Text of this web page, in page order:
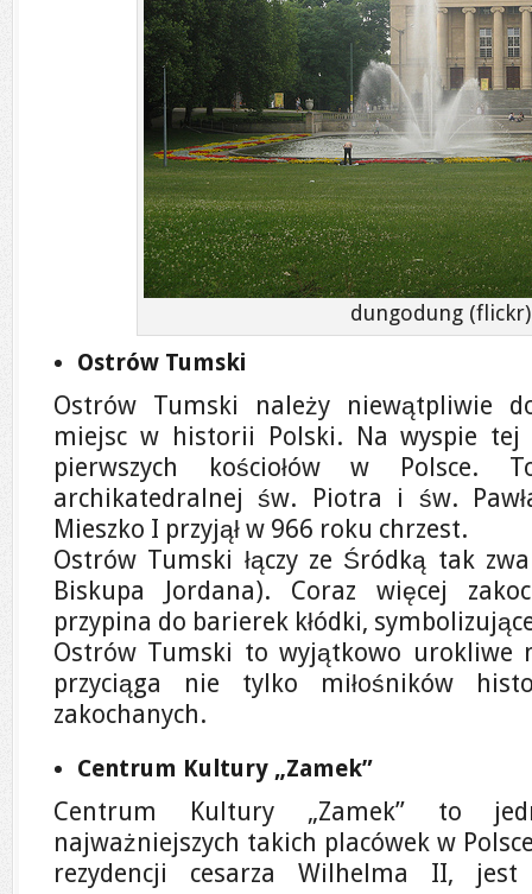
dungodung (flickr)
Ostrów Tumski
Ostrów Tumski należy niewątpliwie
miejsc w historii Polski. Na wyspie tej
pierwszych kościołów w Polsce.
archikatedralnej św. Piotra i św.
Mieszko I przyjął w 966 roku chrzest.
Ostrów Tumski łączy ze Śródką tak
Biskupa Jordana). Coraz więcej
przypina do barierek kłódki,
Ostrów Tumski to wyjątkowo urokliwe
przyciąga nie tylko miłośników
zakochanych.
Centrum Kultury „Zamek”
Centrum Kultury „Zamek” to
najważniejszych takich placówek w
rezydencji cesarza Wilhelma II, jest